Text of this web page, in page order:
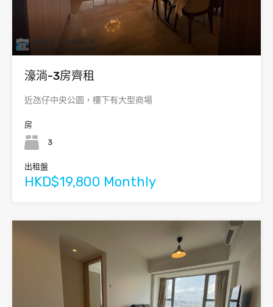
濠淌-3房齊租
近氹仔中央公園，樓下有大型商場
房
3
出租盤
HKD$19,800 Monthly